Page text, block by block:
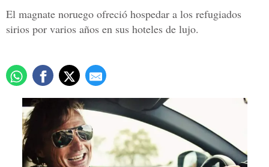
El magnate noruego ofreció hospedar a los refugiados
sirios por varios años en sus hoteles de lujo.